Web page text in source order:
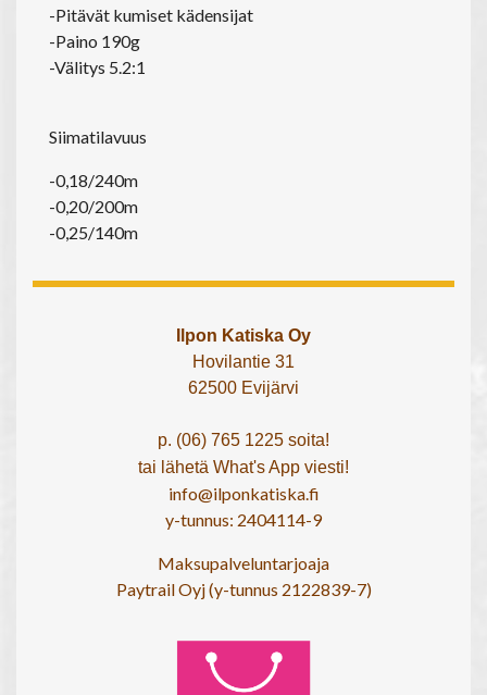
-Pitävät kumiset kädensijat
-Paino 190g
-Välitys 5.2:1
Siimatilavuus
-0,18/240m
-0,20/200m
-0,25/140m
Ilpon Katiska Oy
Hovilantie 31
62500 Evijärvi
p. (06) 765 1225 soita!
tai lähetä What's App viesti!
info@ilponkatiska.fi
y-tunnus: 2404114-9
Maksupalveluntarjoaja
Paytrail Oyj (y-tunnus 2122839-7)